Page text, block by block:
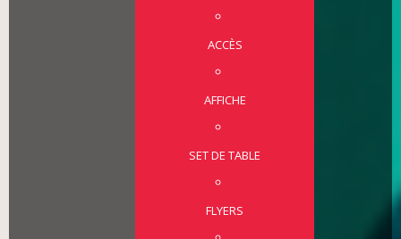
ACCÈS
AFFICHE
SET DE TABLE
FLYERS